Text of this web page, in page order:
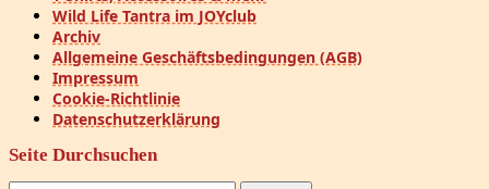
Wild Life Tantra im JOYclub
Archiv
Allgemeine Geschäftsbedingungen (AGB)
Impressum
Cookie-Richtlinie
Datenschutzerklärung
Seite Durchsuchen